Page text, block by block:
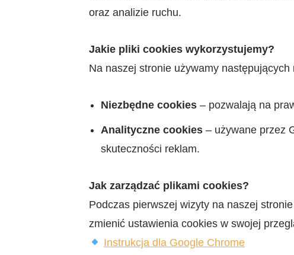
oraz analizie ruchu.
Jakie pliki cookies wykorzystujemy?
Na naszej stronie używamy
Niezbędne cookies– pozwalają na
Analityczne cookies– używane przez
skuteczności reklam.
Jak zarządzać plikami cookies?
Podczas pierwszej wizyty na naszej
zmienić ustawienia cookies w swojej
Instrukcja dla Google Chrome